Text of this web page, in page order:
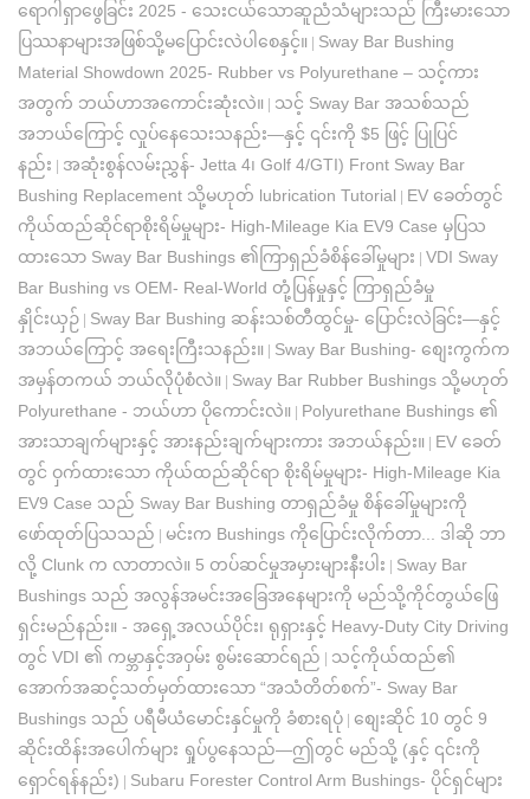
ရောဂါရှာဖွေခြင်း 2025 - သေးငယ်သောဆူညံသံများသည် ကြီးမားသော
ပြဿနာများအဖြစ်သို့မပြောင်းလဲပါစေနှင့်။
Sway Bar Bushing
Material Showdown 2025- Rubber vs Polyurethane – သင့်ကား
အတွက် ဘယ်ဟာအကောင်းဆုံးလဲ။
သင့် Sway Bar အသစ်သည်
အဘယ်ကြောင့် လှုပ်နေသေးသနည်း—နှင့် ၎င်းကို $5 ဖြင့် ပြုပြင်
နည်း
အဆုံးစွန်လမ်းညွှန်- Jetta 4၊ Golf 4/GTI) Front Sway Bar
Bushing Replacement သို့မဟုတ် lubrication Tutorial
EV ခေတ်တွင်
ကိုယ်ထည်ဆိုင်ရာစိုးရိမ်မှုများ- High-Mileage Kia EV9 Case မှပြသ
ထားသော Sway Bar Bushings ၏ကြာရှည်ခံစိန်ခေါ်မှုများ
VDI Sway
Bar Bushing vs OEM- Real-World တုံ့ပြန်မှုနှင့် ကြာရှည်ခံမှု
နှိုင်းယှဉ်
Sway Bar Bushing ဆန်းသစ်တီထွင်မှု- ပြောင်းလဲခြင်း—နှင့်
အဘယ်ကြောင့် အရေးကြီးသနည်း။
Sway Bar Bushing- စျေးကွက်က
အမှန်တကယ် ဘယ်လိုပုံစံလဲ။
Sway Bar Rubber Bushings သို့မဟုတ်
Polyurethane - ဘယ်ဟာ ပိုကောင်းလဲ။
Polyurethane Bushings ၏
အားသာချက်များနှင့် အားနည်းချက်များကား အဘယ်နည်း။
EV ခေတ်
တွင် ဝှက်ထားသော ကိုယ်ထည်ဆိုင်ရာ စိုးရိမ်မှုများ- High-Mileage Kia
EV9 Case သည် Sway Bar Bushing တာရှည်ခံမှု စိန်ခေါ်မှုများကို
ဖော်ထုတ်ပြသသည်
မင်းက Bushings ကိုပြောင်းလိုက်တာ... ဒါဆို ဘာ
လို့ Clunk က လာတာလဲ။ 5 တပ်ဆင်မှုအမှားများနီးပါး
Sway Bar
Bushings သည် အလွန်အမင်းအခြေအနေများကို မည်သို့ကိုင်တွယ်ဖြေ
ရှင်းမည်နည်း။ - အရှေ့အလယ်ပိုင်း၊ ရုရှားနှင့် Heavy-Duty City Driving
တွင် VDI ၏ ကမ္ဘာနှင့်အဝှမ်း စွမ်းဆောင်ရည်
သင့်ကိုယ်ထည်၏
အောက်အဆင့်သတ်မှတ်ထားသော “အသံတိတ်စက်”- Sway Bar
Bushings သည် ပရီမီယံမောင်းနှင်မှုကို ခံစားရပုံ
စျေးဆိုင် 10 တွင် 9
ဆိုင်းထိန်းအပေါက်များ ရှုပ်ပွနေသည်—ဤတွင် မည်သို့ (နှင့် ၎င်းကို
ရှောင်ရန်နည်း)
Subaru Forester Control Arm Bushings- ပိုင်ရှင်များ